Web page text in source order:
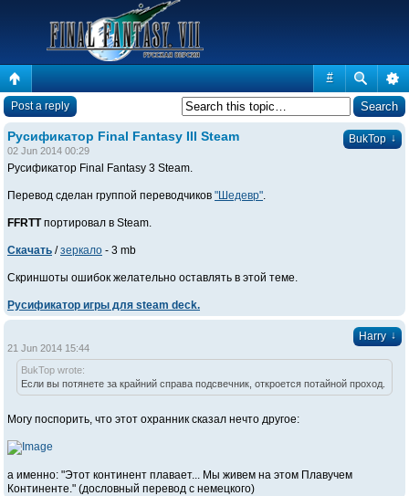
#
Post a reply
BukTop ↓
Русификатор Final Fantasy III Steam
02 Jun 2014 00:29
Русификатор Final Fantasy 3 Steam.
Перевод сделан группой переводчиков "Шедевр".
FFRTTпортировал в Steam.
Скачать /зеркало - 3 mb
Скриншоты ошибок желательно оставлять в этой теме.
Русификатор игры для steam deck.
Harry ↓
21 Jun 2014 15:44
BukTop wrote:
Если вы потянете за крайний справа подсвечник, откроется потайной проход.
Могу поспорить, что этот охранник сказал нечто другое:
а именно: "Этот континент плавает... Мы живем на этом Плавучем
Континенте." (дословный перевод с немецкого)